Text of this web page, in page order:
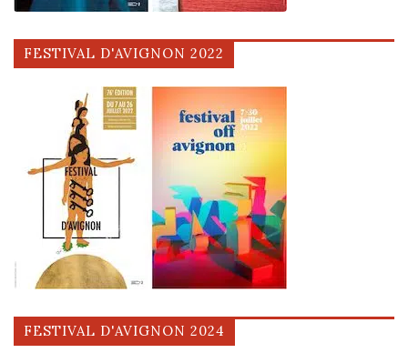
FESTIVAL D'AVIGNON 2022
FESTIVAL D'AVIGNON 2024